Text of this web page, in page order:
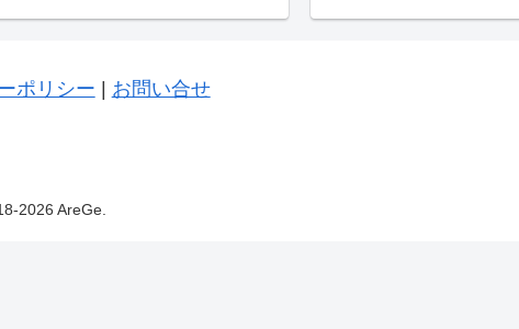
ポリシー | お問い合せ
2026 AreGe.